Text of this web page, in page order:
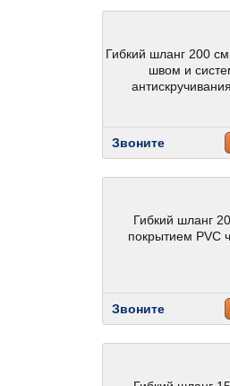
Гибкий шланг 200
швом и
Звоните
Гибкий шланг
покрытием PVC
Звоните